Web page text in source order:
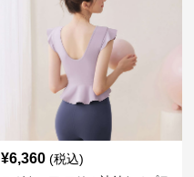
¥6,360 (税込)